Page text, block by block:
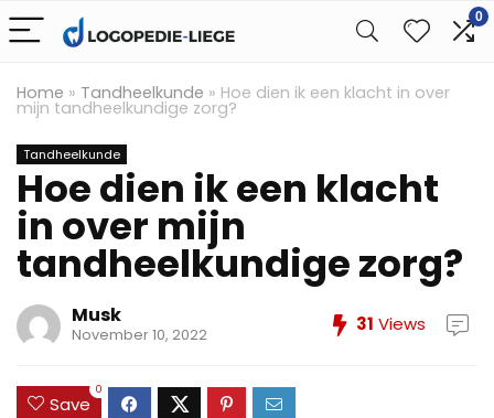
0
Home » Tandheelkunde » Hoe dien ik een klacht in over
mijn tandheelkundige zorg?
Tandheelkunde
Hoe dien ik een klacht
in over mijn
tandheelkundige zorg?
Musk
November 10, 2022 31 Views
Save
0